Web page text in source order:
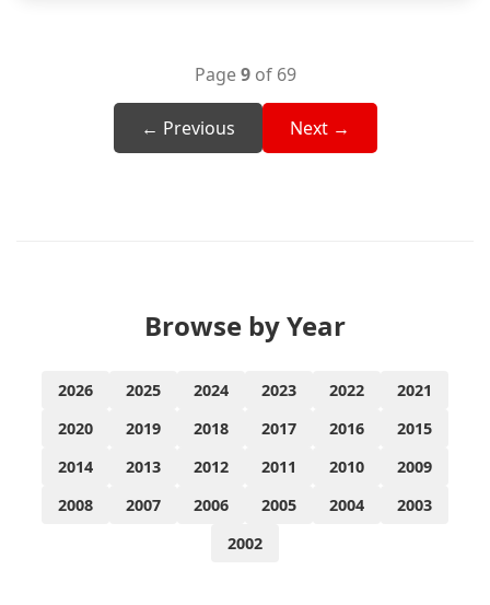
Page9of 69
← Previous Next →
Browse by Year
2026 2025 2024 2023 2022
2021
2020
2019 2018 2017 2016
2015
2014
2013 2012 2011 2010
2009
2008
2007 2006 2005 2004
2003
2002